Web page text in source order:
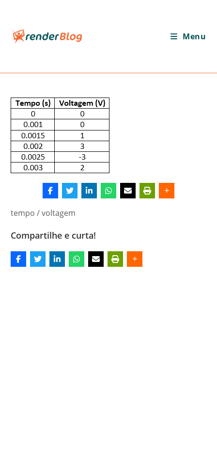
conteúdo
Menu
tempo / voltagem
Compartilhe e curta!